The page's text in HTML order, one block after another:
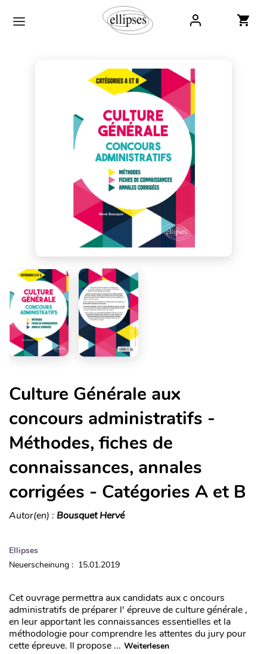
Culture Générale aux
concours administratifs -
Méthodes, fiches de
connaissances, annales
corrigées - Catégories A et B
Autor(en) : Bousquet Hervé
Ellipses
Neuerscheinung : 15.01.2019
Cet ouvrage permettra aux candidats aux c oncours
administratifs de préparer l' épreuve de culture générale ,
en leur apportant les connaissances essentielles et la
méthodologie pour comprendre les attentes du jury pour
cette épreuve. Il propose ... Weiterlesen